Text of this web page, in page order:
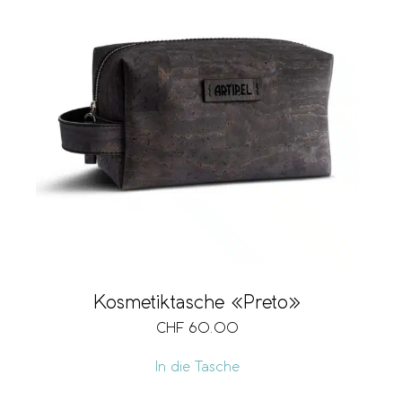
Kosmetiktasche «Preto»
CHF 60.00
In die Tasche